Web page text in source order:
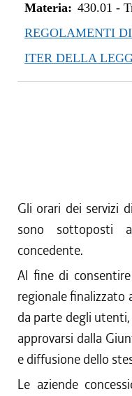
Materia: 430.01 -
REGOLAMENTI
ITER DELLA
Gli orari dei servizi
sono sottoposti
concedente.
Al fine di
regionale finalizzato
da parte degli
approvarsi dalla
e diffusione dello
Le aziende